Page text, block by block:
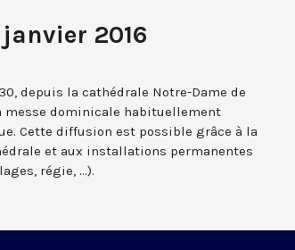
2016
depuis la cathédrale Notre-Dame de
messe dominicale habituellement
Cette diffusion est possible grâce à la
et aux installations permanentes
régie, ...).